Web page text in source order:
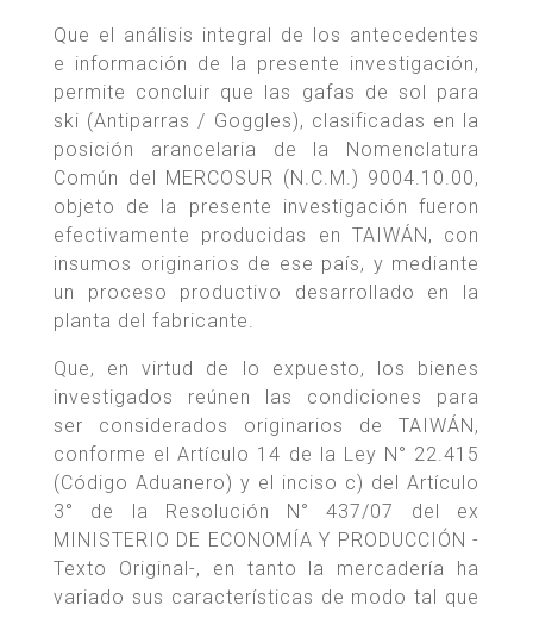
Que el análisis integral de los antecedentes
e información de la presente investigación,
permite concluir que las gafas de sol para
ski (Antiparras / Goggles), clasificadas en la
posición arancelaria de la Nomenclatura
Común del MERCOSUR (N.C.M.) 9004.10.00,
objeto de la presente investigación fueron
efectivamente producidas en TAIWÁN, con
insumos originarios de ese país, y mediante
un proceso productivo desarrollado en la
planta del fabricante.
Que, en virtud de lo expuesto, los bienes
investigados reúnen las condiciones para
ser considerados originarios de TAIWÁN,
conforme el Artículo 14 de la Ley N° 22.415
(Código Aduanero) y el inciso c) del Artículo
3° de la Resolución N° 437/07 del ex
MINISTERIO DE ECONOMÍA Y PRODUCCIÓN -
Texto Original-, en tanto la mercadería ha
variado sus características de modo tal que